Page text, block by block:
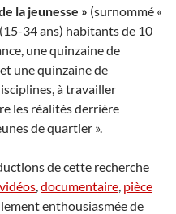
la jeunesse » (surnommé «
34 ans) habitants de 10
une quinzaine de
une quinzaine de
à travailler
les réalités derrière
de quartier ».
de cette recherche
,documentaire, pièce
enthousiasmée de